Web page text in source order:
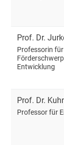
Prof. Dr.
Professorin
Entwicklung
Prof. Dr.
Professor für